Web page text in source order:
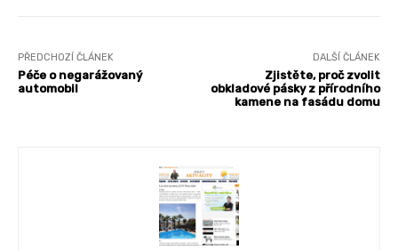
PŘEDCHOZÍ ČLÁNEK
Péče o negarážovaný
automobil
DALŠÍ ČLÁNEK
Zjistěte, proč zvolit
obkladové pásky z přírodního
kamene na fasádu domu